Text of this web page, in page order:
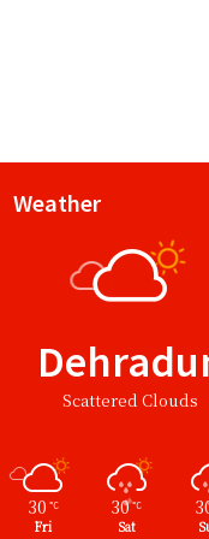
Weather
Scattered Clouds
30 ℃
Fri
30℃
Sat